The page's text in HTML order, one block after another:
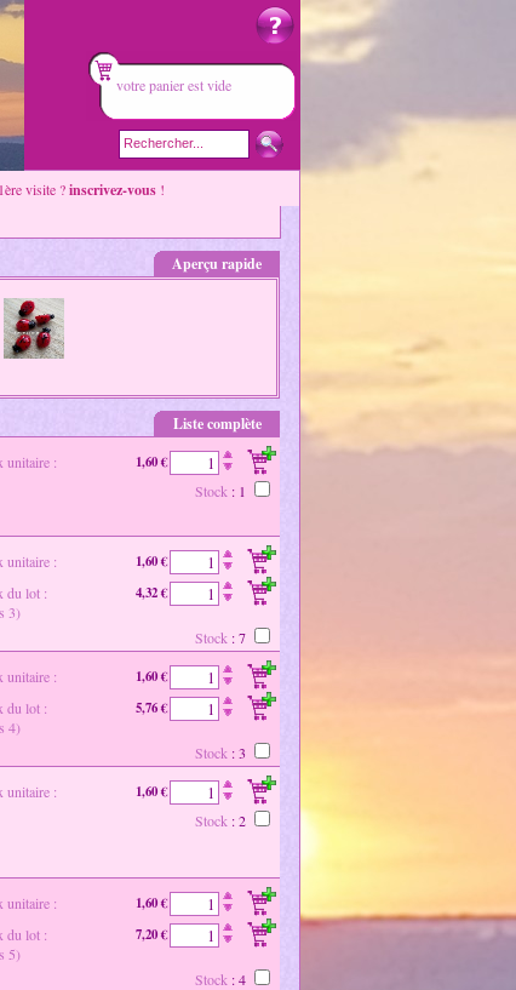
votre panier est vide
visite ?inscrivez-vous !
Aperçu rapide
Liste complète
unitaire :
1,60 €
Stock : 1
unitaire :
1,60 €
du lot :
3)
4,32 €
Stock : 7
unitaire :
1,60 €
du lot :
4)
5,76 €
Stock : 3
unitaire :
1,60 €
Stock : 2
unitaire :
1,60 €
du lot :
5)
7,20 €
Stock : 4